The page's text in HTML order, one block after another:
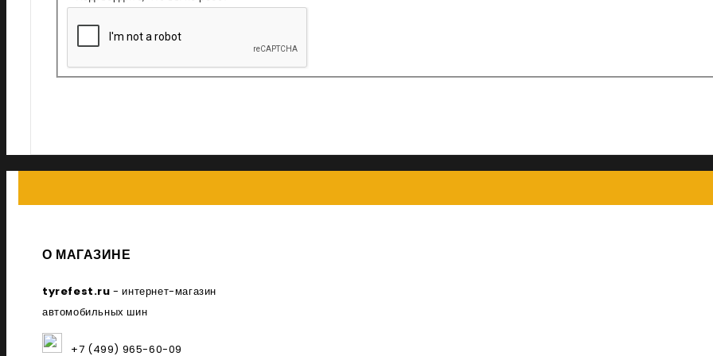
О МАГАЗИНЕ
tyrefest.ru - интернет-магазин
автомобильных шин
+7 (499) 965-60-09